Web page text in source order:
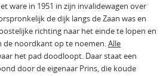
ware in 1951 in zijn invalidewagen over
de dijk langs de Zaan was en
richting naar het einde te lopen en
de noordkant op te noemen.Alle
het pad doodloopt. Daar staat een
door de eigenaar Prins, die koude